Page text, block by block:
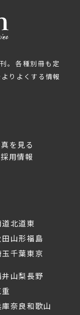
。各種別冊も定
りよくする情報
を見る
採用情報
道北道東
山形福島
千葉東京
山梨長野
重
庫奈良和歌山